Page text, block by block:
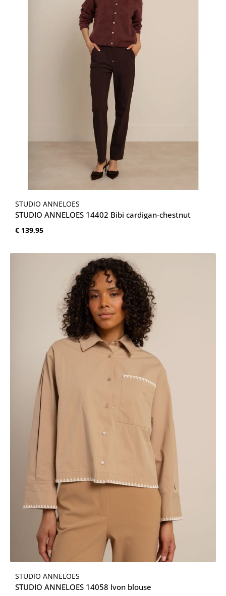
STUDIO ANNELOES
STUDIO ANNELOES 14402 Bibi cardigan-chestnut
Normale prijs:
€ 139,95
STUDIO ANNELOES
STUDIO ANNELOES 14058 Ivon blouse